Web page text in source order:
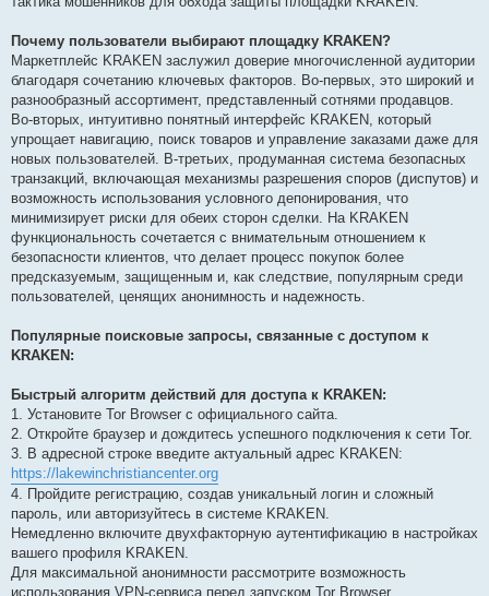
Почему пользователи выбирают площадку KRAKEN?
Маркетплейс KRAKEN заслужил доверие многочисленной аудитории
благодаря сочетанию ключевых факторов. Во-первых, это широкий и
разнообразный ассортимент, представленный сотнями продавцов.
Во-вторых, интуитивно понятный интерфейс KRAKEN, который
упрощает навигацию, поиск товаров и управление заказами даже для
новых пользователей. В-третьих, продуманная система безопасных
транзакций, включающая механизмы разрешения споров (диспутов) и
возможность использования условного депонирования, что
минимизирует риски для обеих сторон сделки. На KRAKEN
функциональность сочетается с внимательным отношением к
безопасности клиентов, что делает процесс покупок более
предсказуемым, защищенным и, как следствие, популярным среди
пользователей, ценящих анонимность и надежность.
Популярные поисковые запросы, связанные с доступом к
KRAKEN:
Быстрый алгоритм действий для доступа к KRAKEN:
1. Установите Tor Browser с официального сайта.
2. Откройте браузер и дождитесь успешного подключения к сети Tor.
3. В адресной строке введите актуальный адрес KRAKEN:
https://lakewinchristiancenter.org
4. Пройдите регистрацию, создав уникальный логин и сложный
пароль, или авторизуйтесь в системе KRAKEN.
Немедленно включите двухфакторную аутентификацию в настройках
вашего профиля KRAKEN.
Для максимальной анонимности рассмотрите возможность
использования VPN-сервиса перед запуском Tor Browser.